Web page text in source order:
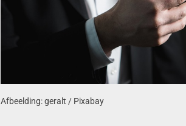
Afbeelding: geralt / Pixabay